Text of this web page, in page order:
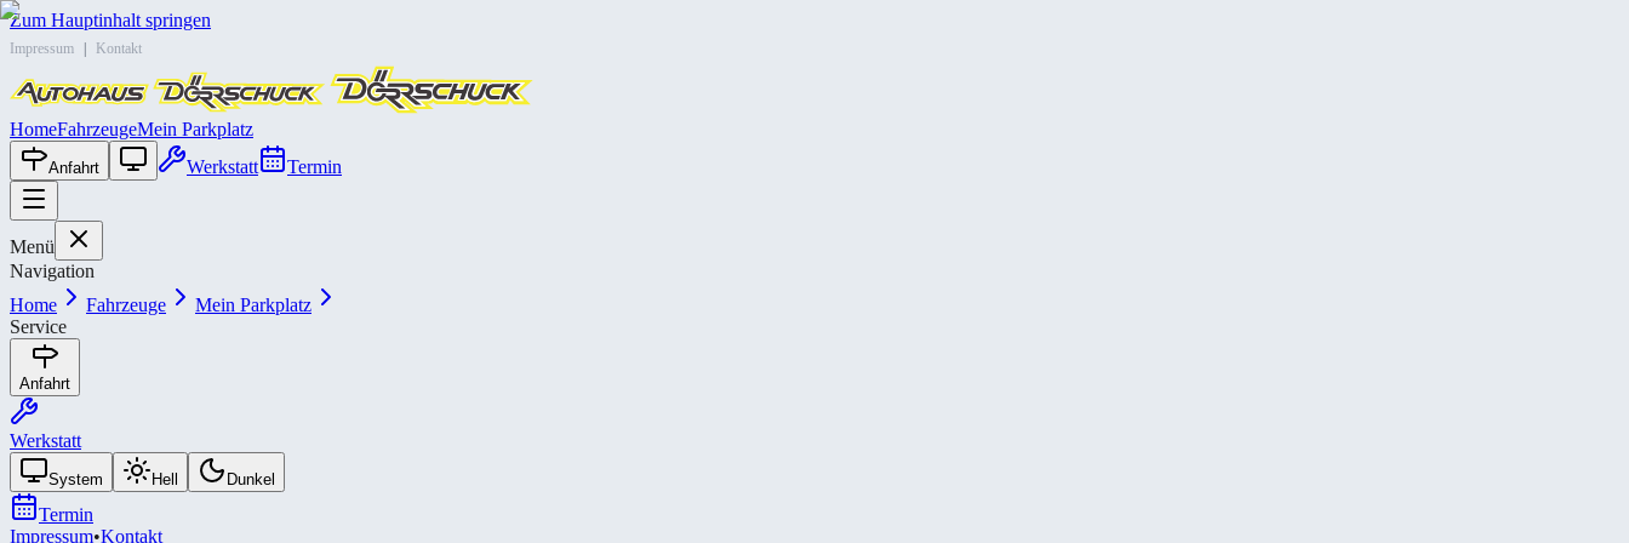
Zum Hauptinhalt springen
Impressum Kontakt
HomeFahrzeugeMein Parkplatz
Anfahrt Werkstatt Termin
Menü
Navigation
Home
Fahrzeuge
Mein Parkplatz
Service
Anfahrt
Werkstatt
System Hell Dunkel
Termin
Impressum•Kontakt